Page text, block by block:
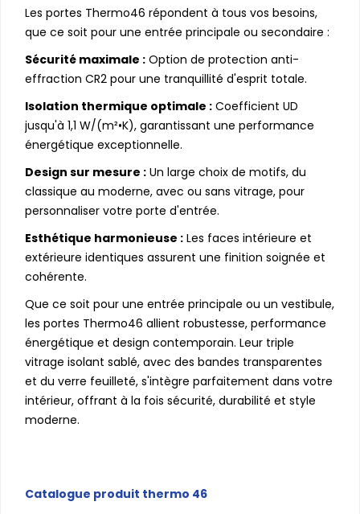
Les portes Thermo46 répondent à tous vos besoins,
que ce soit pour une entrée principale ou secondaire :
Sécurité maximale : Option de protection anti-
effraction CR2 pour une tranquillité d'esprit totale.
Isolation thermique optimale : Coefficient UD
jusqu'à 1,1 W/(m²•K), garantissant une performance
énergétique exceptionnelle.
Design sur mesure : Un large choix de motifs, du
classique au moderne, avec ou sans vitrage, pour
personnaliser votre porte d'entrée.
Esthétique harmonieuse : Les faces intérieure et
extérieure identiques assurent une finition soignée et
cohérente.
Que ce soit pour une entrée principale ou un vestibule,
les portes Thermo46 allient robustesse, performance
énergétique et design contemporain. Leur triple
vitrage isolant sablé, avec des bandes transparentes
et du verre feuilleté, s'intègre parfaitement dans votre
intérieur, offrant à la fois sécurité, durabilité et style
moderne.
Catalogue produit thermo 46